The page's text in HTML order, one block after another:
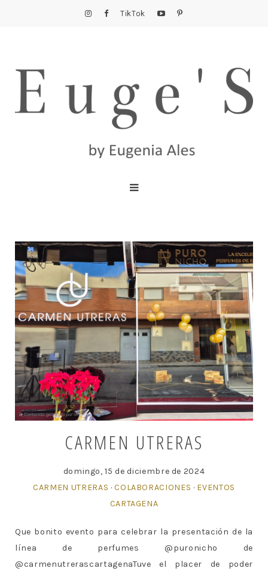
TikTok
Euge'S by Eugenia Ales
CARMEN UTRERAS
domingo, 15 de diciembre de 2024
CARMEN UTRERAS ·COLABORACIONES · EVENTOS
CARTAGENA
Que bonito evento para celebrar la presentación de la
línea de perfumes @puronicho de
@carmenutrerascartagenaTuve el placer de poder